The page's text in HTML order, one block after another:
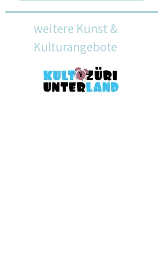
weitere Kunst &
Kulturangebote